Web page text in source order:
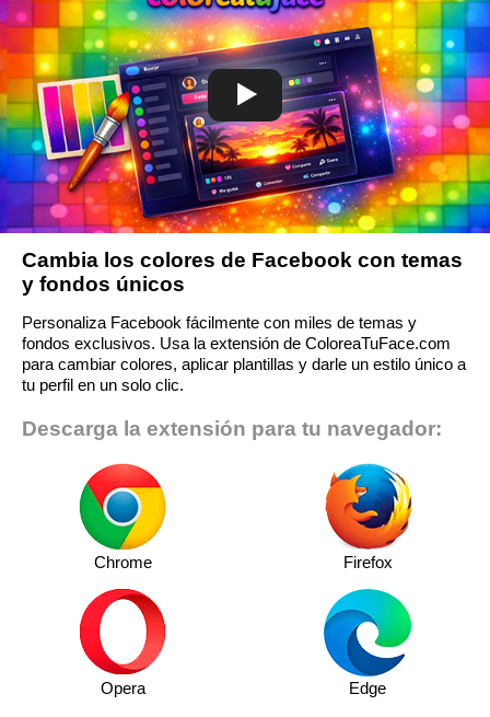
Cambia los colores de Facebook con temas
y fondos únicos
Personaliza Facebook fácilmente con miles de temas y
fondos exclusivos. Usa la extensión de ColoreaTuFace.com
para cambiar colores, aplicar plantillas y darle un estilo único a
tu perfil en un solo clic.
Descarga la extensión para tu navegador:
Chrome Firefox
Opera Edge